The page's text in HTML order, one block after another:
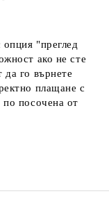
опция "преглед
ако не сте
да го върнете
плащане с
по посочена от